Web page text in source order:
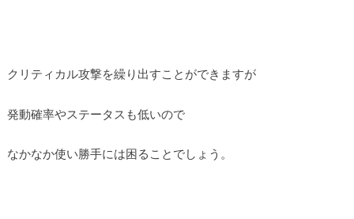
クリティカル攻撃を繰り出すことができますが
発動確率やステータスも低いので
なかなか使い勝手には困ることでしょう。